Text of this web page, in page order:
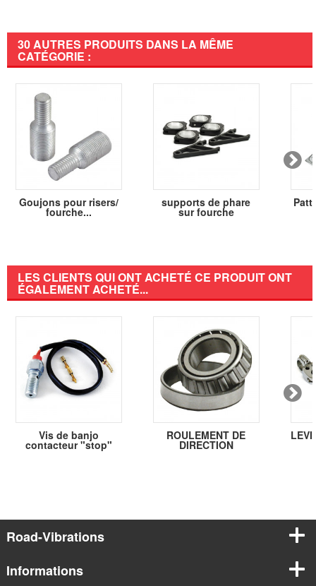
30 AUTRES PRODUITS DANS LA MÊME
CATÉGORIE :
Goujons pour risers/
fourche...
supports de phare
sur fourche
LES CLIENTS QUI ONT ACHETÉ CE PRODUIT ONT
ÉGALEMENT ACHETÉ...
Vis de banjo
contacteur "stop"
ROULEMENT DE
DIRECTION
Road-Vibrations
Informations